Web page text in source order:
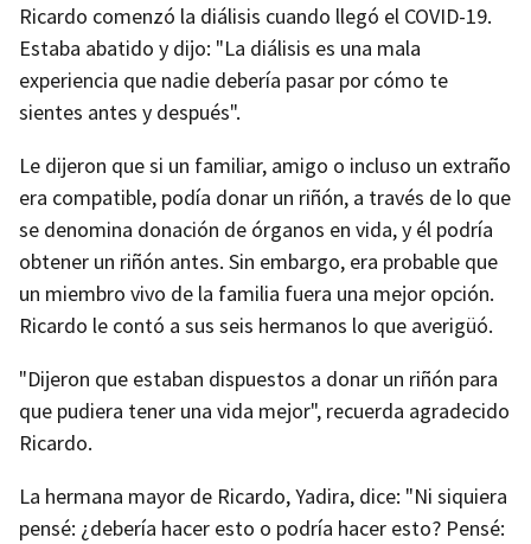
Ricardo comenzó la diálisis cuando llegó el COVID-19.
Estaba abatido y dijo: "La diálisis es una mala
experiencia que nadie debería pasar por cómo te
sientes antes y después".
Le dijeron que si un familiar, amigo o incluso un extraño
era compatible, podía donar un riñón, a través de lo que
se denomina donación de órganos en vida, y él podría
obtener un riñón antes. Sin embargo, era probable que
un miembro vivo de la familia fuera una mejor opción.
Ricardo le contó a sus seis hermanos lo que averigüó.
"Dijeron que estaban dispuestos a donar un riñón para
que pudiera tener una vida mejor", recuerda agradecido
Ricardo.
La hermana mayor de Ricardo, Yadira, dice: "Ni siquiera
pensé: ¿debería hacer esto o podría hacer esto? Pensé: